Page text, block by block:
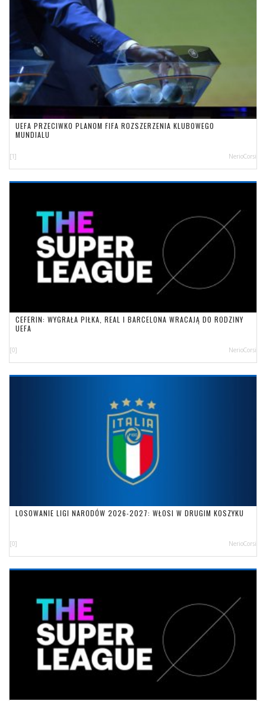
UEFA PRZECIWKO PLANOM FIFA ROZSZERZENIA KLUBOWEGO
MUNDIALU
[1] NerioCorsi
CEFERIN: WYGRAŁA PIŁKA, REAL I BARCELONA WRACAJĄ DO RODZINY
UEFA
[0] NerioCorsi
LOSOWANIE LIGI NARODÓW 2026-2027: WŁOSI W DRUGIM KOSZYKU
[0] NerioCorsi